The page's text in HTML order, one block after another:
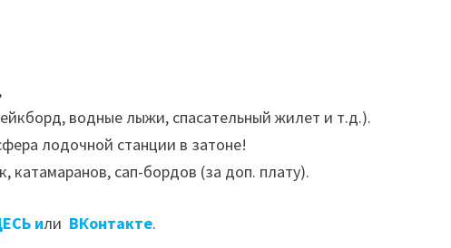
водные лыжи, спасательный жилет и т.д.).
лодочной станции в затоне!
сап-бордов (за доп. плату).
или ВКонтакте.